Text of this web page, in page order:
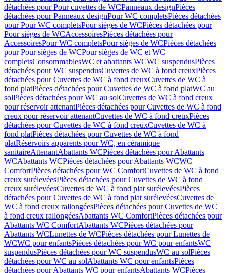
détachées pour Pour cuvettes de WCPanneaux designPièces
détachées pour Panneaux designPour WC completsPièces détachées
pour Pour WC completsPour sièges de WCPièces détachées pour
Pour sièges de WCAccessoiresPièces détachées pour
AccessoiresPour WC completsPour sièges de WCPièces détachées
pour Pour sièges de WCPour sièges de WC et WC
completsConsommablesWC et abattants WCWC suspendusPièces
détachées pour WC suspendusCuvettes de WC à fond creuxPièces
détachées pour Cuvettes de WC à fond creuxCuvettes de WC à
fond platPièces détachées pour Cuvettes de WC à fond platWC au
solPièces détachées pour WC au solCuvettes de WC à fond creux
pour réservoir attenantPièces détachées pour Cuvettes de WC à fond
creux pour réservoir attenantCuvettes de WC à fond creuxPièces
détachées pour Cuvettes de WC à fond creuxCuvettes de WC à
fond platPièces détachées pour Cuvettes de WC à fond
platRéservoirs apparents pour WC, en céramique
sanitaireAttenantAbattants WCPièces détachées pour Abattants
WCAbattants WCPièces détachées pour Abattants WCWC
ComfortPièces détachées pour WC ComfortCuvettes de WC à fond
creux surélevéesPièces détachées pour Cuvettes de WC à fond
creux surélevéesCuvettes de WC à fond plat surélevéesPièces
détachées pour Cuvettes de WC à fond plat surélevéesCuvettes de
WC à fond creux rallongéesPièces détachées pour Cuvettes de WC
à fond creux rallongéesAbattants WC ComfortPièces détachées pour
Abattants WC ComfortAbattants WCPièces détachées pour
Abattants WCLunettes de WCPièces détachées pour Lunettes de
WCWC pour enfantsPièces détachées pour WC pour enfantsWC
suspendusPièces détachées pour WC suspendusWC au solPièces
détachées pour WC au solAbattants WC pour enfantsPièces
détachées pour Abattants WC pour enfantsAbattants WCPièces